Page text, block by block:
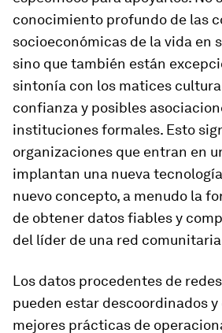
conocimiento profundo de las
socioeconómicas de la vida en
sino que también están
sintonía con los matices
confianza y posibles
instituciones formales. Esto
organizaciones que entran en
implantan una nueva
nuevo concepto, a menudo la
de obtener datos fiables y
del líder de una red
Los datos procedentes de
pueden estar descoordinados
mejores prácticas de